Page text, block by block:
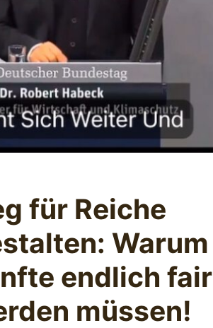
für Reiche
Warum
endlich fair
müssen!